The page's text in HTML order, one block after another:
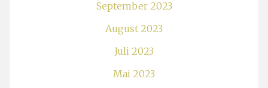
September 2023
August 2023
Juli 2023
Mai 2023